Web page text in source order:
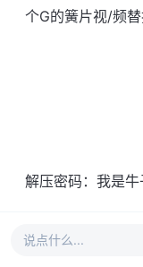
个G的簧片视/频
解压密码：我是
说点什么...